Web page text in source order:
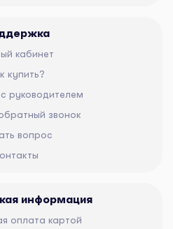
кабинет
купить?
руководителем
звонок
вопрос
информация
оплата картой